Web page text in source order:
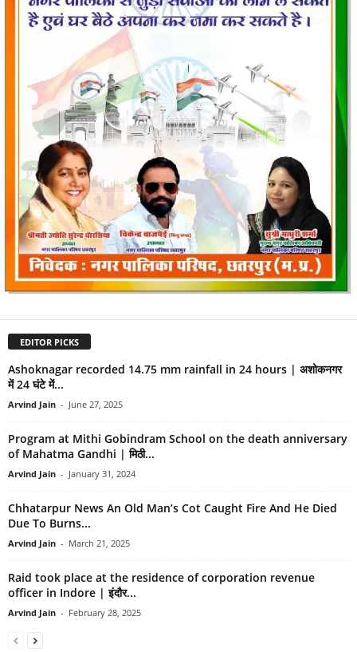
EDITOR PICKS
Ashoknagar recorded 14.75 mm rainfall in 24 hours | अशोकनगर
में 24 घंटे में...
Arvind Jain - June 27, 2025
Program at Mithi Gobindram School on the death anniversary
of Mahatma Gandhi | मिठी...
Arvind Jain - January 31, 2024
Chhatarpur News An Old Man’s Cot Caught Fire And He Died
Due To Burns...
Arvind Jain - March 21, 2025
Raid took place at the residence of corporation revenue
officer in Indore | इंदौर...
Arvind Jain - February 28, 2025